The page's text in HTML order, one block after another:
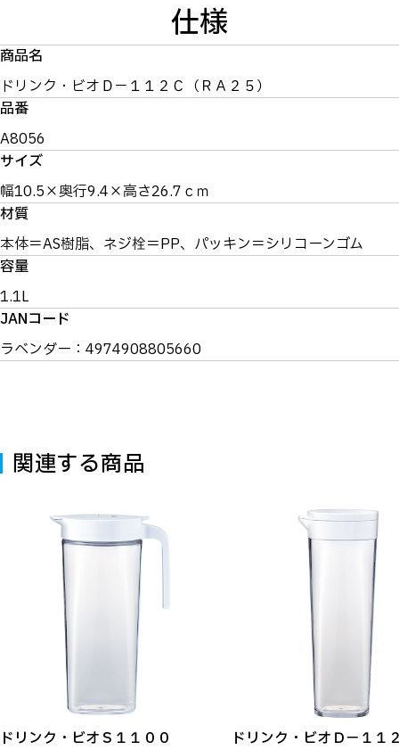
仕様
商品名
ドリンク・ビオＤ－１１２Ｃ（ＲＡ２５）
品番
A8056
サイズ
幅10.5×奥行9.4×高さ26.7ｃｍ
材質
本体＝AS樹脂、ネジ栓＝PP、パッキン＝シリコーンゴム
容量
1.1L
JANコード
ラベンダー：4974908805660
関連する商品
ドリンク・ビオＳ１１００ ドリンク・ビオＤ－１１